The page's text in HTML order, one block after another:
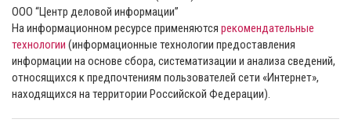
ООО “Центр деловой информации”
На информационном ресурсе применяются рекомендательные
технологии (информационные технологии предоставления
информации на основе сбора, систематизации и анализа сведений,
относящихся к предпочтениям пользователей сети «Интернет»,
находящихся на территории Российской Федерации).